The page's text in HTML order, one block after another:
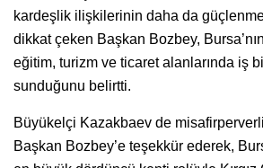
kardeşlik ilişkilerinin daha da
dikkat çeken Başkan Bozbey,
eğitim, turizm ve ticaret alanlarında iş
sunduğunu belirtti.
Büyükelçi Kazakbaev de
Başkan Bozbey’e teşekkür ederek,